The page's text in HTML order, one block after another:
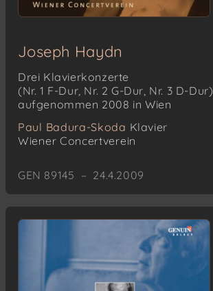
Joseph Haydn
Drei Klavierkonzerte
(Nr. 1 F-Dur, Nr. 2 G-Dur, Nr. 3 D-Dur),
aufgenommen 2008 in Wien
Paul Badura-Skoda Klavier
Wiener Concertverein
GEN 89145 – 24.4.2009